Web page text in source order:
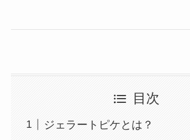
目次
ジェラートピケとは？